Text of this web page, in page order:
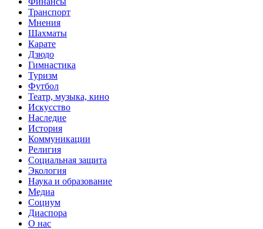
Транспорт
Мнения
Шахматы
Карате
Дзюдо
Гимнастика
Туризм
Футбол
Театр, музыка, кино
Искусство
Наследие
История
Коммуникации
Религия
Социальная защита
Экология
Наука и образование
Медиа
Социум
Диаспора
О нас